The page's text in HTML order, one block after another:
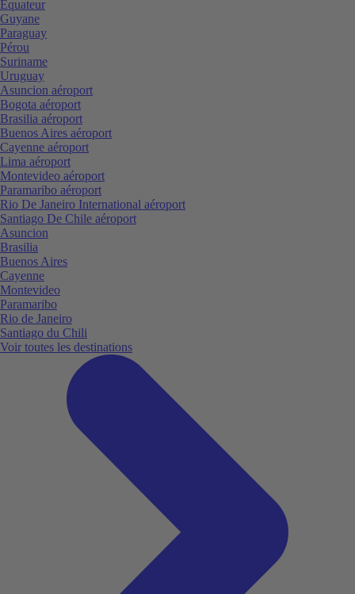
Équateur
Guyane
Paraguay
Pérou
Suriname
Uruguay
Asuncion aéroport
Bogota aéroport
Brasilia aéroport
Buenos Aires aéroport
Cayenne aéroport
Lima aéroport
Montevideo aéroport
Paramaribo aéroport
Rio De Janeiro International aéroport
Santiago De Chile aéroport
Asuncion
Brasilia
Buenos Aires
Cayenne
Montevideo
Paramaribo
Rio de Janeiro
Santiago du Chili
Voir toutes les destinations